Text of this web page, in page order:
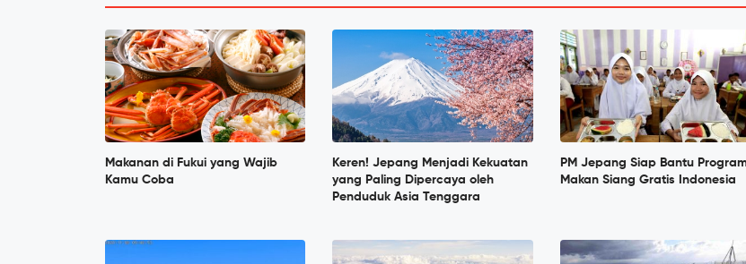
Makanan di Fukui yang Wajib
Kamu Coba
Keren! Jepang Menjadi Kekuatan
yang Paling Dipercaya oleh
Penduduk Asia Tenggara
PM Jepang Siap Bantu
Makan Siang Gratis Indonesia